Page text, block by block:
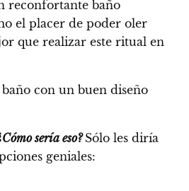
reconfortante baño
el placer de poder oler
que realizar este ritual en
con un buen diseño
sería eso? Sólo les diría
geniales: